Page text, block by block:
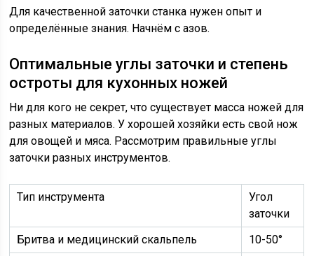
Для качественной заточки станка нужен опыт и
определённые знания. Начнём с азов.
Оптимальные углы заточки и степень
остроты для кухонных ножей
Ни для кого не секрет, что существует масса ножей для
разных материалов. У хорошей хозяйки есть свой нож
для овощей и мяса. Рассмотрим правильные углы
заточки разных инструментов.
Тип инструмента
Угол
заточки
Бритва и медицинский скальпель
10-50°